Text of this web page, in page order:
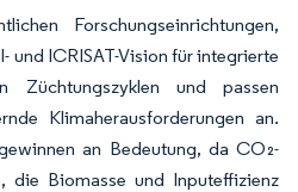
Forschungseinrichtungen,
und ICRISAT-Vision für integrierte
Züchtungszyklen und passen
Klimaherausforderungen an.
an Bedeutung, da CO₂-
die Biomasse und Inputeffizienz